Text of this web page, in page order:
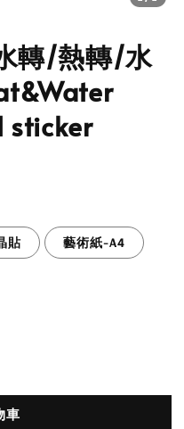
轉/熱轉/水
sticker
貼
藝術紙-A4
車